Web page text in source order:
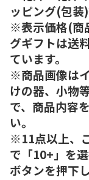
ッピング(包装
※表示価格(商
グギフトは送
ています。
※商品画像は
けの器、小物
で、商品内容
い。
※11点以上、
で「10+」を
ボタンを押下